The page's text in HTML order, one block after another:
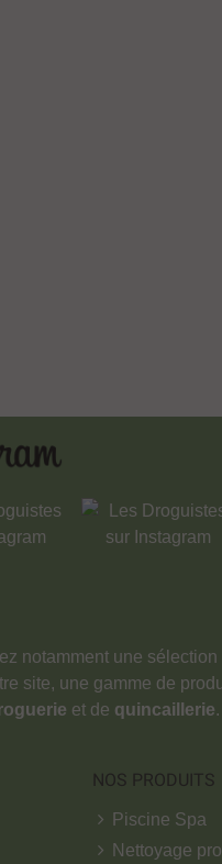
notamment une
site, une gamme de
et de quincaillerie.
NOS PRODUITS
Piscine Spa
Nettoyage